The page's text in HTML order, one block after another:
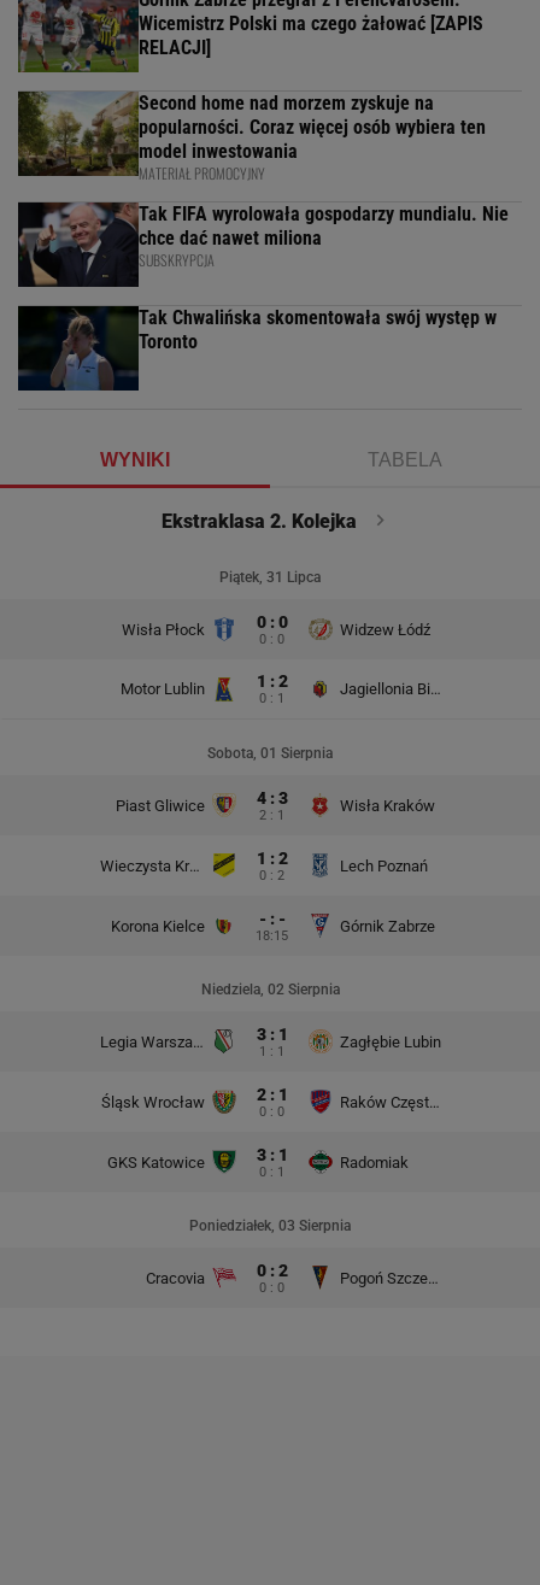
Wicemistrz Polski ma czego żałować [ZAPIS
RELACJI]
Second home nad morzem zyskuje na
popularności. Coraz więcej osób wybiera ten
model inwestowania
MATERIAŁ PROMOCYJNY
Tak FIFA wyrolowała gospodarzy mundialu. Nie
chce dać nawet miliona
SUBSKRYPCJA
Tak Chwalińska skomentowała swój występ w
Toronto
WYNIKI TABELA
Ekstraklasa 2. Kolejka
Piątek, 31 Lipca
Wisła Płock 0 : 0
0 : 0
Widzew Łódź
Motor Lublin 1 : 2
0 : 1
Jagiellonia Białystok
Sobota, 01 Sierpnia
Piast Gliwice 4 : 3
2 : 1
Wisła Kraków
Wieczysta Kraków 1 : 2
0 : 2
Lech Poznań
Korona Kielce - : -
18:15
Górnik Zabrze
Niedziela, 02 Sierpnia
Legia Warszawa 3 : 1
1 : 1
Zagłębie Lubin
Śląsk Wrocław 2 : 1
0 : 0
Raków Częstochowa
GKS Katowice 3 : 1
0 : 1
Radomiak
Poniedziałek, 03 Sierpnia
Cracovia 0 : 2
0 : 0
Pogoń Szczecin